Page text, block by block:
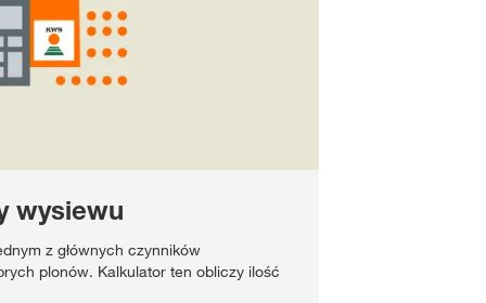
wysiewu
z głównych czynników
plonów. Kalkulator ten obliczy ilość